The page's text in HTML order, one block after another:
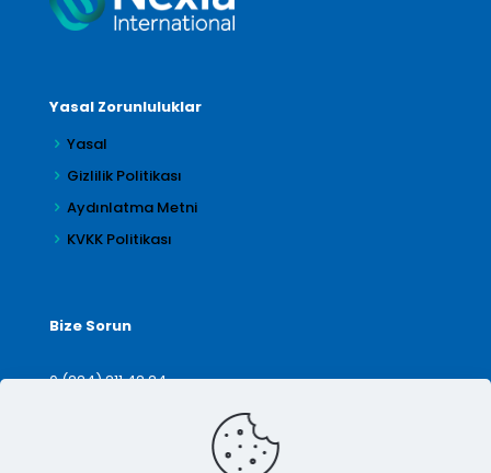
Yasal Zorunluluklar
Yasal
Gizlilik Politikası
Aydınlatma Metni
KVKK Politikası
Bize Sorun
0 (224) 211 42 24